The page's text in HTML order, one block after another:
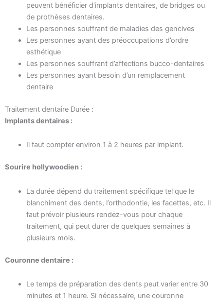
peuvent bénéficier d’implants dentaires, de bridges ou
de prothèses dentaires.
Les personnes souffrant de maladies des gencives
Les personnes ayant des préoccupations d’ordre
esthétique
Les personnes souffrant d’affections bucco-dentaires
Les personnes ayant besoin d’un remplacement
dentaire
Traitement dentaire Durée :
Implants dentaires :
Il faut compter environ 1 à 2 heures par implant.
Sourire hollywoodien :
La durée dépend du traitement spécifique tel que le
blanchiment des dents, l’orthodontie, les facettes, etc. Il
faut prévoir plusieurs rendez-vous pour chaque
traitement, qui peut durer de quelques semaines à
plusieurs mois.
Couronne dentaire :
Le temps de préparation des dents peut varier entre 30
minutes et 1 heure. Si nécessaire, une couronne